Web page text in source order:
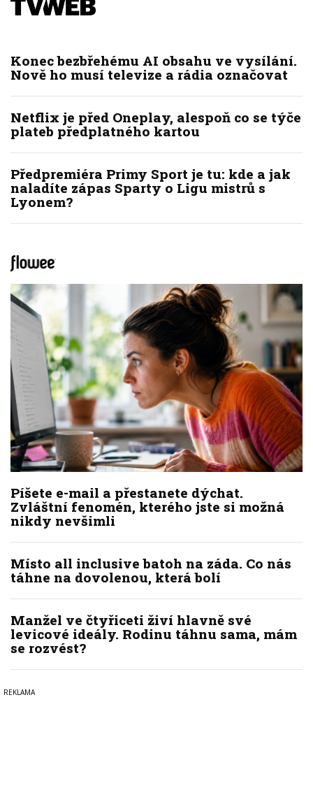
Konec bezbřehému AI obsahu ve vysílání.
Nově ho musí televize a rádia označovat
Netflix je před Oneplay, alespoň co se týče
plateb předplatného kartou
Předpremiéra Primy Sport je tu: kde a jak
naladíte zápas Sparty o Ligu mistrů s
Lyonem?
Píšete e-mail a přestanete dýchat.
Zvláštní fenomén, kterého jste si možná
nikdy nevšimli
Místo all inclusive batoh na záda. Co nás
táhne na dovolenou, která bolí
Manžel ve čtyřiceti živí hlavně své
levicové ideály. Rodinu táhnu sama, mám
se rozvést?